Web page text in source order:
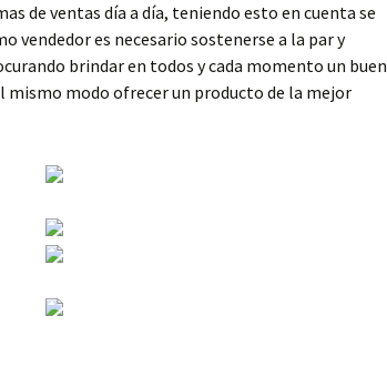
de ventas día a día, teniendo esto en cuenta se
vendedor es necesario sostenerse a la par y
brindar en todos y cada momento un buen
mismo modo ofrecer un producto de la mejor